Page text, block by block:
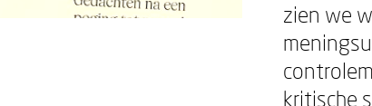
zien we
kritische